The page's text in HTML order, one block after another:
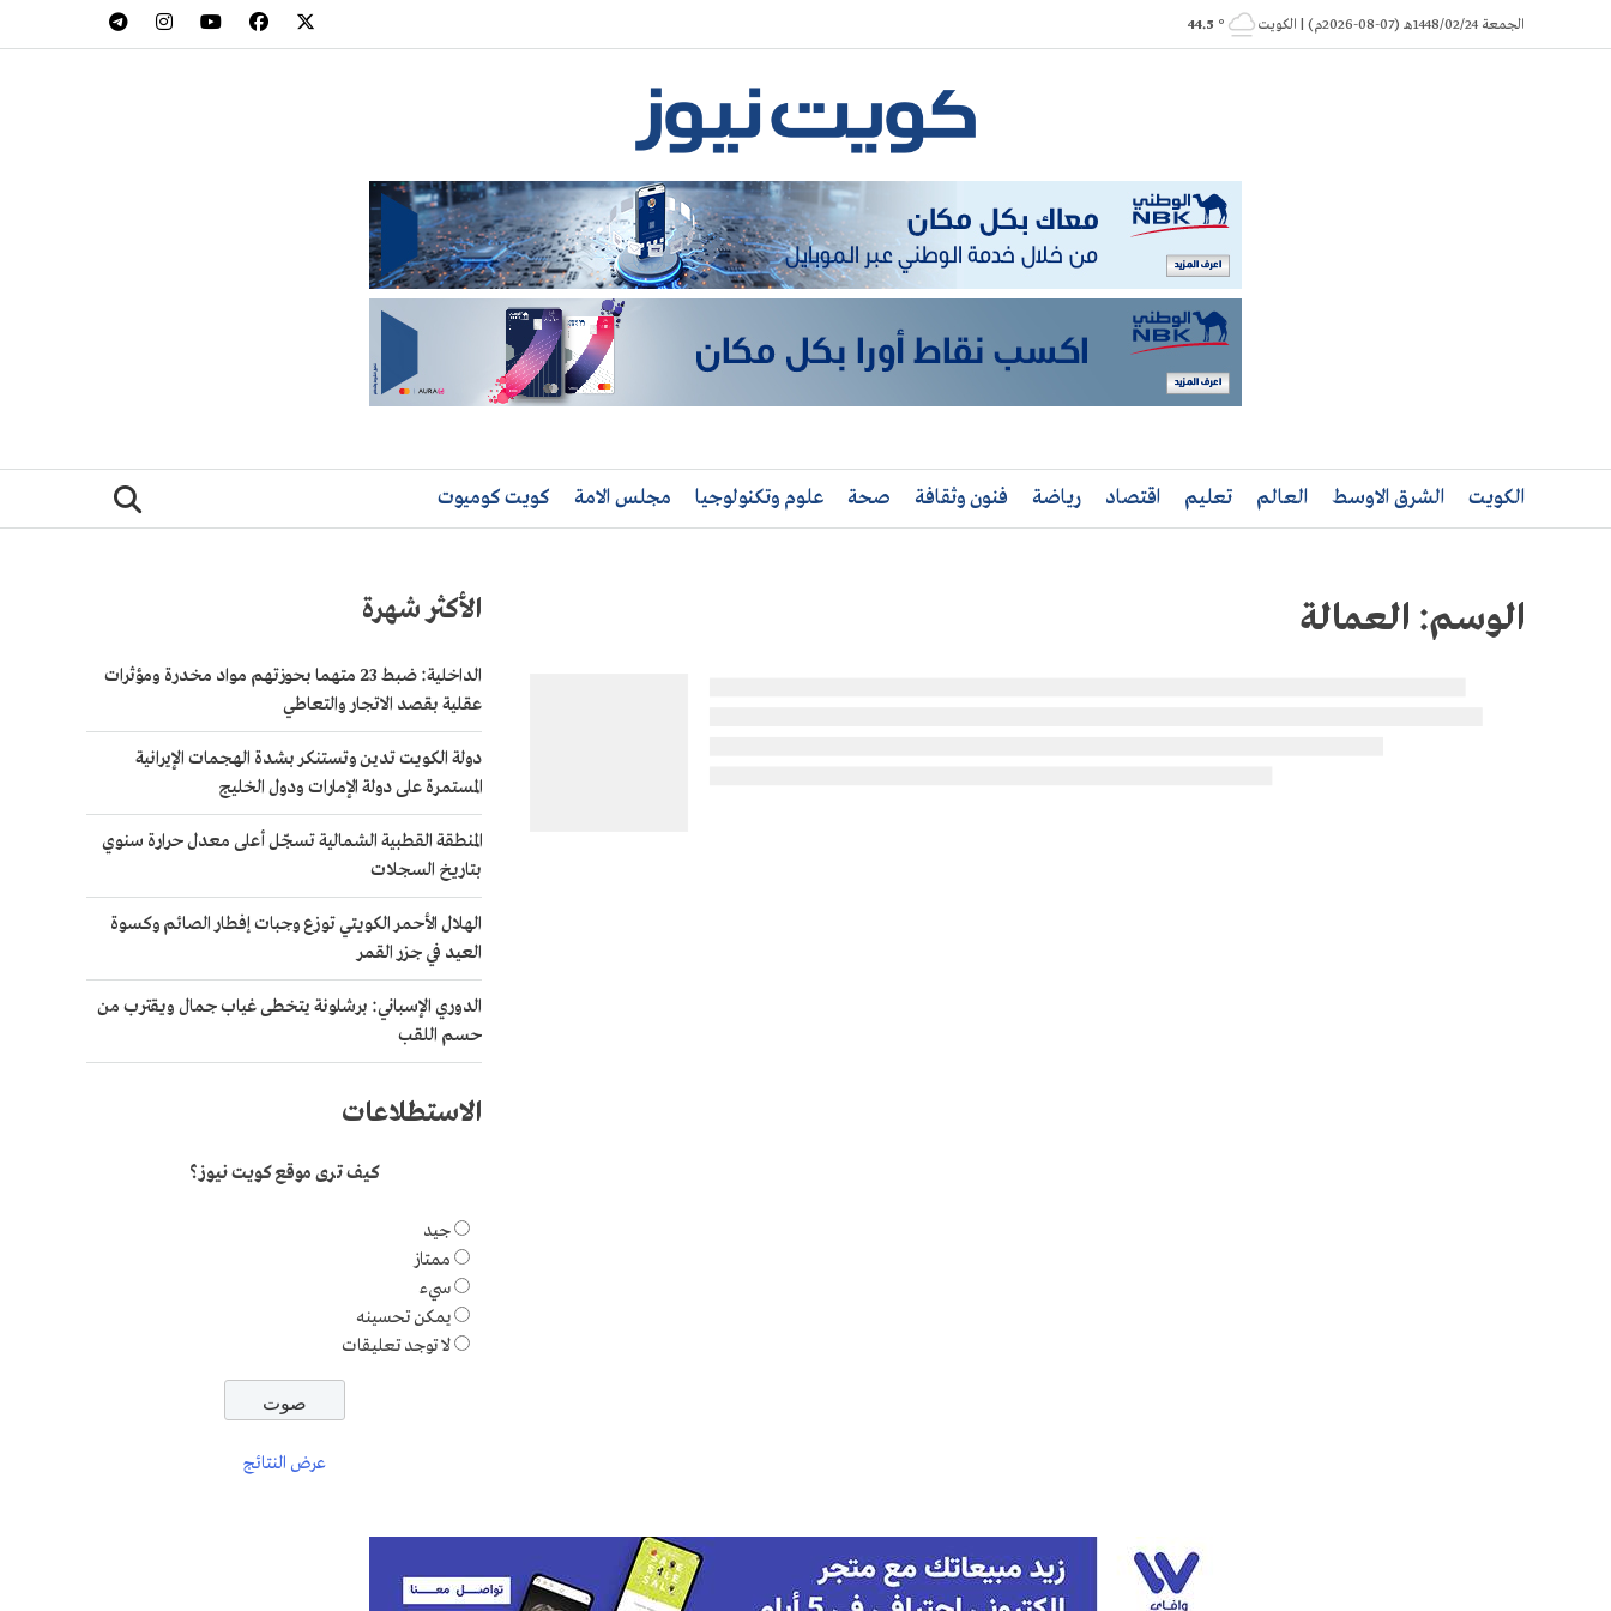
to
الجمعة 1448/02/24هـ (07-08-2026م) | الكويت ° 44.5
الكويت الشرق الاوسط العالم تعليم اقتصاد رياضة فنون وثقافة صحة علوم وتكنولوجيا مجلس الامة كويت كوميوت
الوسم: العمالة الأكثر شهرة
الداخلية: ضبط 23 متهما بحوزتهم مواد مخدرة ومؤثرات
عقلية بقصد الاتجار والتعاطي
دولة الكويت تدين وتستنكر بشدة الهجمات الإيرانية
المستمرة على دولة الإمارات ودول الخليج
المنطقة القطبية الشمالية تسجّل أعلى معدل حرارة سنوي
بتاريخ السجلات
الهلال الأحمر الكويتي توزع وجبات إفطار الصائم وكسوة
العيد في جزر القمر
الدوري الإسباني: برشلونة يتخطى غياب جمال ويقترب من
حسم اللقب
الاستطلاعات
كيف ترى موقع كويت نيوز؟
جيد
ممتاز
سيء
يمكن تحسينه
لا توجد تعليقات
عرض النتائج